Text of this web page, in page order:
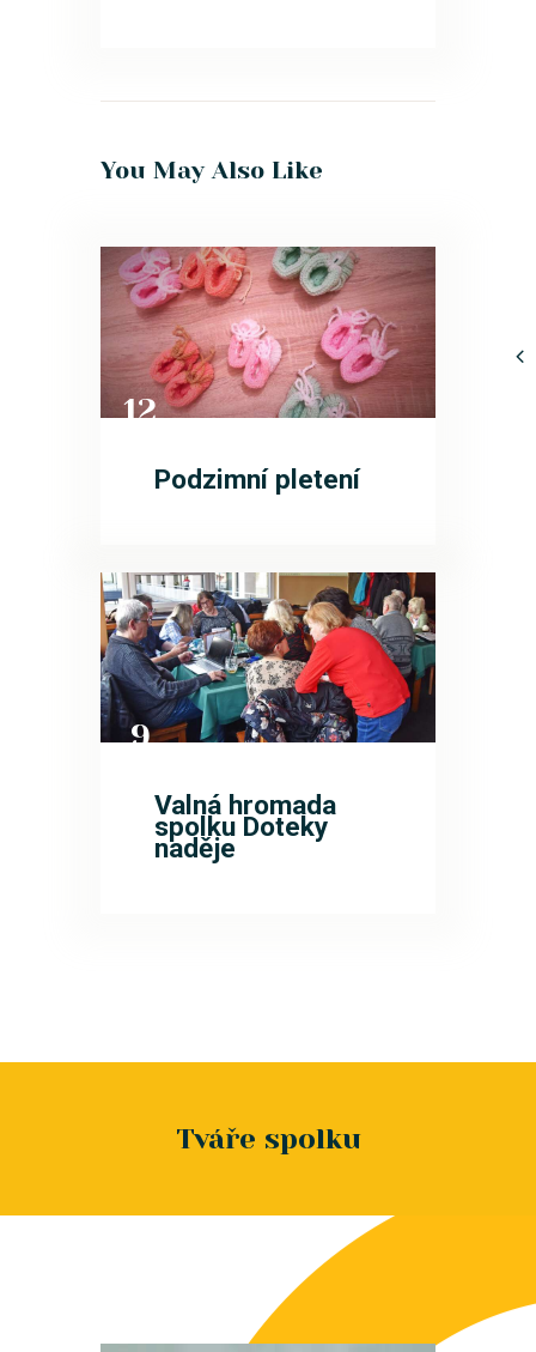
You May Also Like
12
Podzimní pletení
9
Valná hromada
spolku Doteky
naděje
Tváře spolku